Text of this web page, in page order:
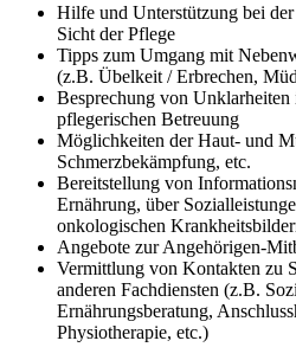
Hilfe und Unterstützung bei
Sicht der Pflege
Tipps zum Umgang mit
(z.B. Übelkeit / Erbrechen,
Besprechung von
pflegerischen Betreuung
Möglichkeiten der Haut- und
Schmerzbekämpfung, etc.
Bereitstellung von
Ernährung, über
onkologischen
Angebote zur Angehörigen-
Vermittlung von Kontakten zu
anderen Fachdiensten (z.B.
Ernährungsberatung,
Physiotherapie, etc.)